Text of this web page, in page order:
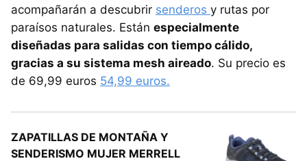
acompañarán a descubrir senderos y rutas por
paraísos naturales. Están especialmente
diseñadas para salidas con tiempo cálido,
gracias a su sistema mesh aireado. Su precio es
de 69,99 euros 54,99 euros.
ZAPATILLAS DE MONTAÑA Y
SENDERISMO MUJER MERRELL